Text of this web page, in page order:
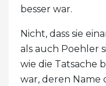
besser war.
Nicht, dass sie
als auch Poehler
wie die Tatsache
war, deren Name